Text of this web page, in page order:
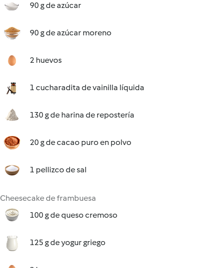
90 g de azúcar
90 g de azúcar moreno
2 huevos
1 cucharadita de vainilla líquida
130 g de harina de repostería
20 g de cacao puro en polvo
1 pellizco de sal
Cheesecake de frambuesa
100 g de queso cremoso
125 g de yogur griego